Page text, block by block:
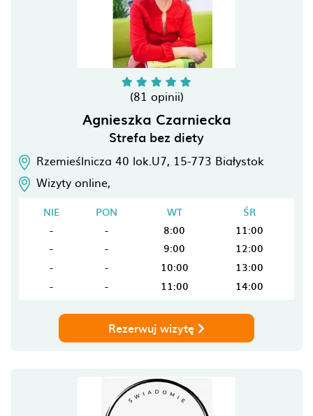
(81 opinii)
Agnieszka Czarniecka
Strefa bez diety
Rzemieślnicza 40 lok.U7, 15-773 Białystok
Wizyty online,
NIE PON WT
ŚR
-
- 8:00
11:00
-
- 9:00
12:00
-
- 10:00
13:00
-
- 11:00 14:00
Rezerwuj wizytę